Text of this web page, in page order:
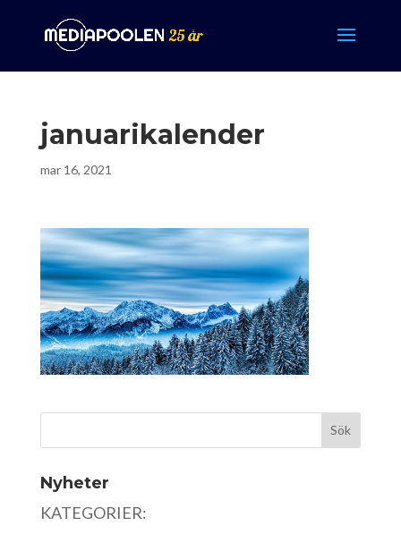
januarikalender
mar 16, 2021
Nyheter
KATEGORIER: